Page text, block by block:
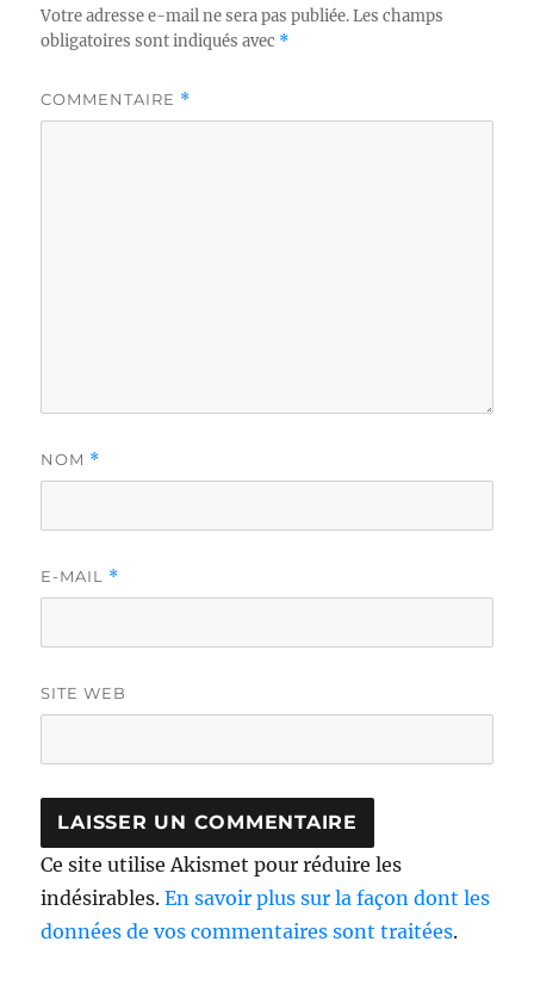
Votre adresse e-mail ne sera pas publiée. Les champs
obligatoires sont indiqués avec *
COMMENTAIRE *
NOM *
E-MAIL *
SITE WEB
Ce site utilise Akismet pour réduire les
indésirables.En savoir plus sur la façon dont les
données de vos commentaires sont traitées.